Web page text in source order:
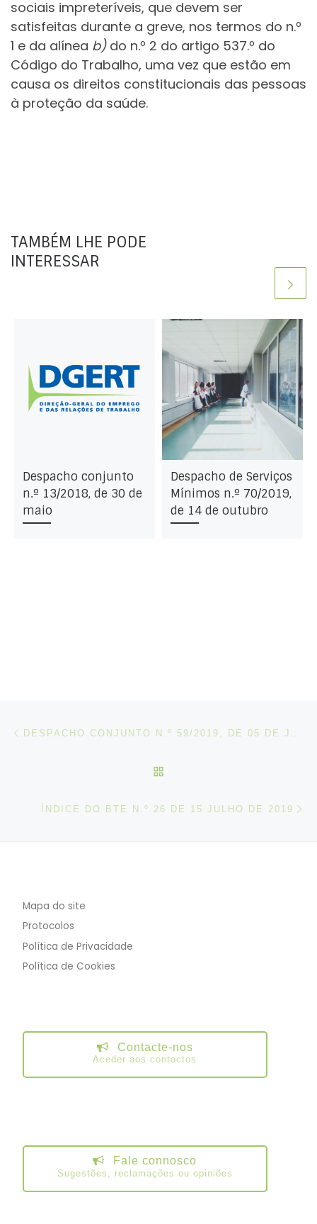
sociais impreteríveis, que devem ser
satisfeitas durante a greve, nos termos do n.º
1 e da alínea b) do n.º 2 do artigo 537.º do
Código do Trabalho, uma vez que estão em
causa os direitos constitucionais das pessoas
à proteção da saúde.
TAMBÉM LHE PODE
INTERESSAR
Despacho conjunto
n.º 13/2018, de 30 de
maio
Despacho de Serviços
Mínimos n.º 70/2019,
de 14 de outubro
Post navigation
ÍNDICE DO BTE N.º 26 DE 15 JULHO DE 2019
Mapa do site
Protocolos
Política de Privacidade
Política de Cookies
Contacte-nos
Aceder aos contactos
Fale connosco
Sugestões, reclamações ou opiniões